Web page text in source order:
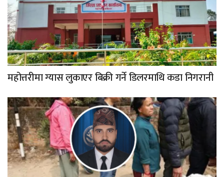
महोत्तरीमा ग्यास लुकाएर बिक्री गर्ने डिलरमाथि कडा निगरानी